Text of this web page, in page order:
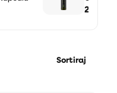
20,36 €
Sortiraj